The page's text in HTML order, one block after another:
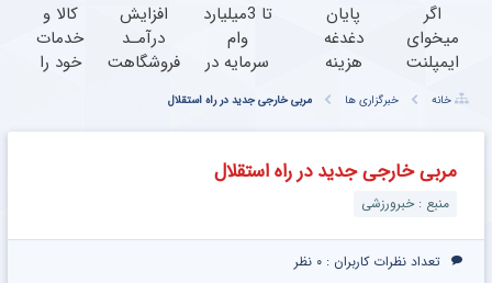
اگر
میخوای
ایمپلنت
الان
وقتشه |
۲۵
میلیون
پایان
دغدغه
هزینه
دندان
پزشکی
سفید
تا 3میلیارد
وام
سرمایه در
فروشندگان
افزایش
درآمـد
فروشگاهت
کالا و
خدمات
خود را
اقساطی
خانه خبرگزاری ها مربی خارجی جدید در راه استقلال
مربی خارجی جدید در راه استقلال
منبع : خبرورزشی
تعداد نظرات کاربران : ۰ نظر